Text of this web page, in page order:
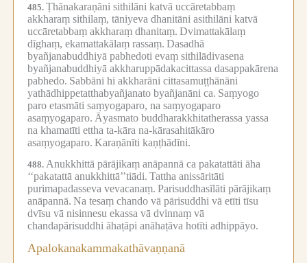
485. Ṭhānakaraṇāni sithilāni katvā uccāretabbaṃ
akkharaṃ sithilaṃ, tāniyeva dhanitāni asithilāni katvā
uccāretabbaṃ akkharaṃ dhanitaṃ. Dvimattakālaṃ
dīghaṃ, ekamattakālaṃ rassaṃ. Dasadhā
byañjanabuddhiyā pabhedoti evaṃ sithilādivasena
byañjanabuddhiyā akkharuppādakacittassa dasappakārena
pabhedo. Sabbāni hi akkharāni cittasamuṭṭhānāni
yathādhippetatthabyañjanato byañjanāni ca. Saṃyogo
paro etasmāti saṃyogaparo, na saṃyogaparo
asaṃyogaparo. Āyasmato buddharakkhitatherassa yassa
na khamatīti ettha ta-kāra na-kārasahitākāro
asaṃyogaparo. Karaṇānīti kaṇṭhādīni.
488. Anukkhittā pārājikaṃ anāpannā ca pakatattāti āha
‘‘pakatattā anukkhittā’’tiādi. Tattha anissāritāti
purimapadasseva vevacanaṃ. Parisuddhasīlāti pārājikaṃ
anāpannā. Na tesaṃ chando vā pārisuddhi vā etīti tīsu
dvīsu vā nisinnesu ekassa vā dvinnaṃ vā
chandapārisuddhi āhaṭāpi anāhaṭāva hotīti adhippāyo.
Apalokanakammakathāvaṇṇanā